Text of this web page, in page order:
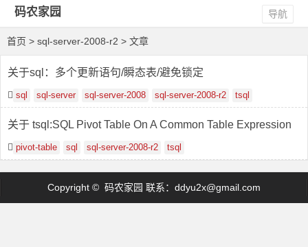
码农家园 导航
首页 > sql-server-2008-r2 > 文章
关于sql：多个更新语句/瞬态表/避免锁定
sql sql-server sql-server-2008 sql-server-2008-r2 tsql
关于 tsql:SQL Pivot Table On A Common Table Expression
pivot-table sql sql-server-2008-r2 tsql
Copyright © 码农家园 联系： ddyu2x@gmail.com